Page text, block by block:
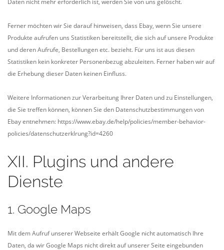
Daten nicht mehr erforderlich ist, werden Sie von uns gelöscht.
Ferner möchten wir Sie darauf hinweisen, dass Ebay, wenn Sie unsere
Produkte aufrufen uns Statistiken bereitstellt, die sich auf unsere Produkte
und deren Aufrufe, Bestellungen etc. bezieht. Für uns ist aus diesen
Statistiken kein konkreter Personenbezug abzuleiten. Ferner haben wir auf
die Erhebung dieser Daten keinen Einfluss.
Weitere Informationen zur Verarbeitung Ihrer Daten und zu Einstellungen,
die Sie treffen können, können Sie den Datenschutzbestimmungen von
Ebay entnehmen: https://www.ebay.de/help/policies/member-behavior-
policies/datenschutzerklrung?id=4260
XII. Plugins und andere
Dienste
1. Google Maps
Mit dem Aufruf unserer Webseite erhält Google nicht automatisch Ihre
Daten, da wir Google Maps nicht direkt auf unserer Seite eingebunden